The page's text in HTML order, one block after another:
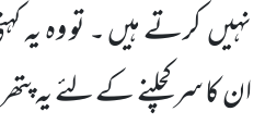
نہیںکرتے ہیں ۔ تو وہ یہ
ان کا سر کچلنے کے لئے یہ